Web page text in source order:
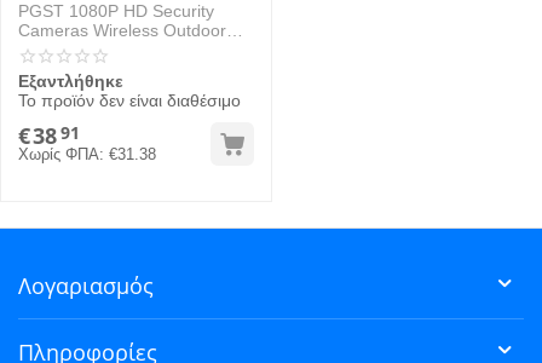
PGST 1080P HD Security
Cameras Wireless Outdoor
Wifi Camera Outdoor Support
Video IP Outdoor Camera
Εξαντλήθηκε
Το προϊόν δεν είναι διαθέσιμο
€3891
Χωρίς ΦΠΑ: €31.38
Λογαριασμός
Πληροφορίες